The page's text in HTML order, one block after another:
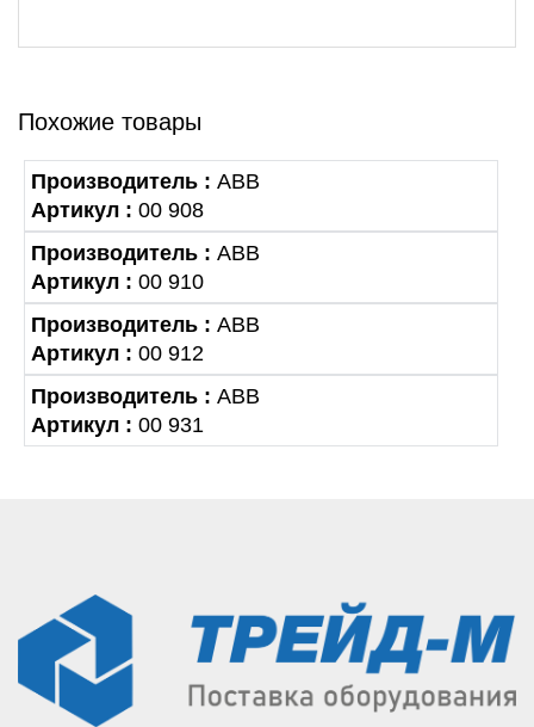
Похожие товары
Производитель : ABB
Артикул : 00 908
Производитель : ABB
Артикул : 00 910
Производитель : ABB
Артикул : 00 912
Производитель : ABB
Артикул : 00 931